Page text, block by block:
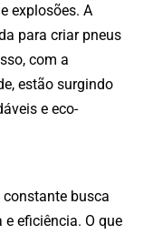
explosões. A
para criar pneus
com a
estão surgindo
e eco-
busca
e eficiência. O que